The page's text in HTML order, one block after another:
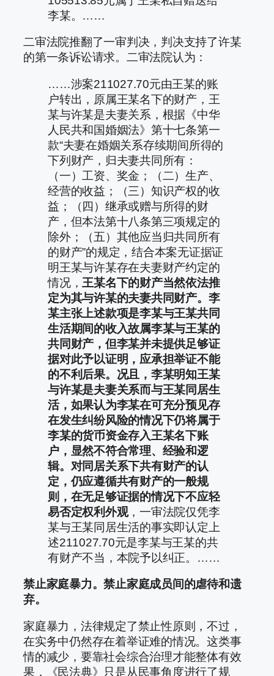
李某。……
二审法院推翻了一审判决，判决支持了许某
的第一条诉讼请求。二审法院认为：
……涉案211027.70元由王某的账
户转出，原属王某名下的财产，王
某与许某是夫妻关系，根据《中华
人民共和国婚姻法》第十七条第一
款“夫妻在婚姻关系存续期间所得的
下列财产，归夫妻共同所有：
（一）工资、奖金；（二）生产、
经营的收益；（三）知识产权的收
益；（四）继承或赠与所得的财
产，但本法第十八条第三项规定的
除外；（五）其他应当归共同所有
的财产”的规定，结合本案无证据证
明王某与许某存在夫妻财产约定的
情况， 王某名下的财产当然依法推
定为其与许某的夫妻共同财产。李
某主张上述款项是李某与王某共同
生活期间的收入故属李某与王某的
共同财产，但李某并未提供足够证
据对此予以证明，应承担举证不能
的不利后果。况且，李某明知王某
与许某是夫妻关系而与王某同居生
活，如果认为李某在可充分预见存
在发生纠纷风险的情况下仍将属于
李某的货币资金存入王某名下账
户，显然不符合常理、经验和逻
辑。对同居关系下共有财产的认
定，仍应遵循共有财产的一般规
则，在无足够证据的情况下不应轻
易否定权利外观，一审法院仅凭李
某与王某同居生活的事实即认定上
述211027.70元是李某与王某的共
有财产不当，本院予以纠正。……
禁止家庭暴力。禁止家庭成员间的虐待和遗
弃。
家庭暴力，法律规定了禁止性原则，不过，
在实务中仍然存在着举证难的情况。这类事
情的减少，要靠社会综合治理才能整体有效
果，《民法典》只是从民事角度进行了规